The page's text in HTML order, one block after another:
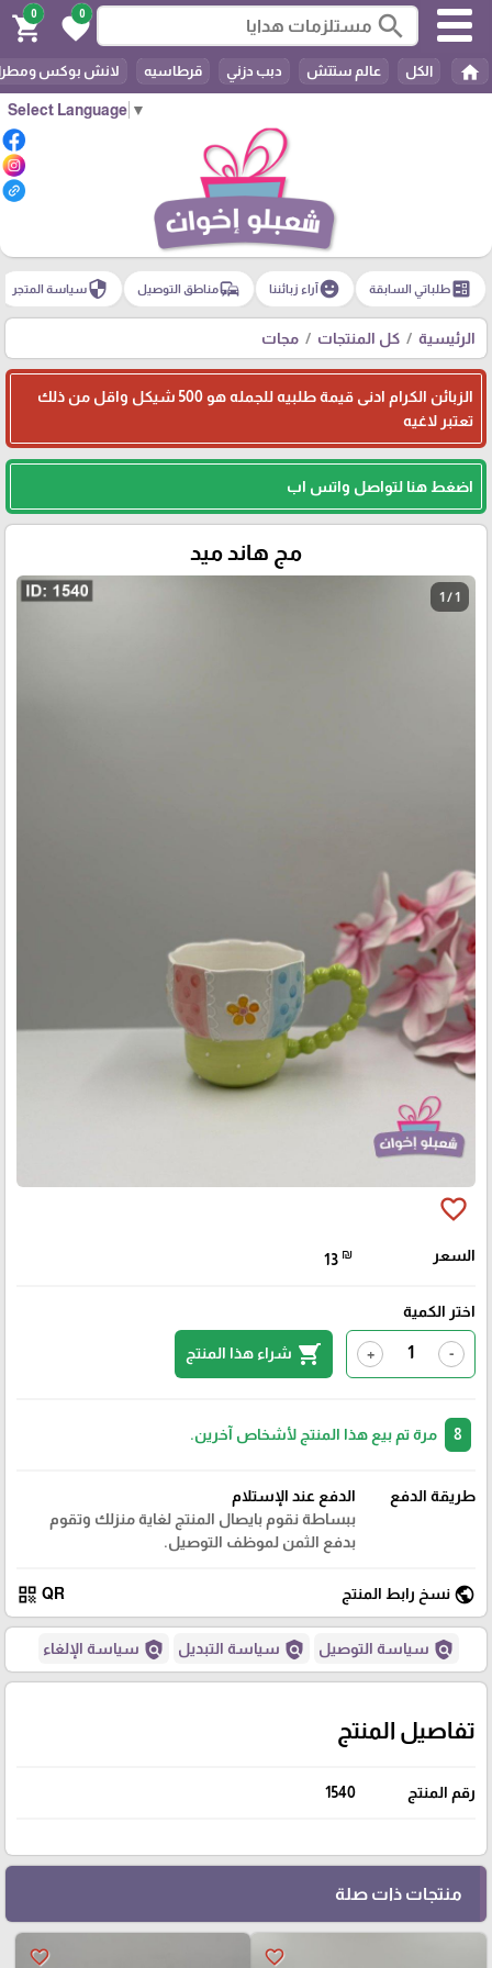
Select Language ▼
search
0
favorite
0
shopping_cart
home الكل عالم ستتش دبب دزني قرطاسيه لانش بوكس
ballotطلباتي السابقة emoji_emotionsآراء زبائننا commuteمناطق التوصيل securityسياسة المتجر
الرئيسية كل المنتجات مجات
الزبائن الكرام ادنى قيمة طلبيه للجمله هو 500 شيكل واقل من ذلك
تعتبر لاغيه
اضغط هنا لتواصل واتس اب
مج هاند ميد
1 / 1
favorite_border
السعر 13 ₪
اختر الكمية
-
+
shopping_cart شراء هذا المنتج
مرة تم بيع هذا المنتج لأشخاص آخرين.
طريقة الدفع
الدفع عند الإستلام
ببساطة نقوم بايصال المنتج لغاية منزلك وتقوم
بدفع الثمن لموظف التوصيل.
public نسخ رابط المنتج QR
qr_code
policy سياسة التوصيل policy سياسة التبديل policy سياسة الإلغاء
تفاصيل المنتج
رقم المنتج 1540
منتجات ذات صلة
favorite_border
favorite_border